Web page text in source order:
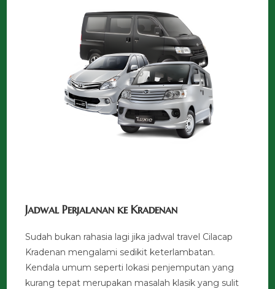
Jadwal Perjalanan ke Kradenan
Sudah bukan rahasia lagi jika jadwal travel Cilacap
Kradenan mengalami sedikit keterlambatan.
Kendala umum seperti lokasi penjemputan yang
kurang tepat merupakan masalah klasik yang sulit